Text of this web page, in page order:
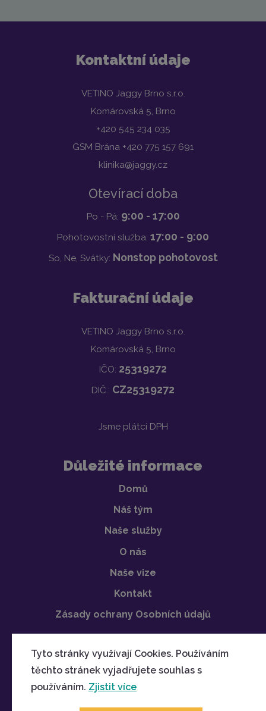
Kontaktní údaje
VETINO Jaggy Brno s.r.o.
Komárovská 5, Brno
+420 545 234 035
GSM Brána +420 775 157 691
klinika@jaggy.cz
Otevírací doba
Po - Pá: 9:00 - 17:00
Pohotovostní služba: 17:00 - 9:00
So, Ne, Svátky: Nonstop pohotovost
Fakturační údaje
VETINO Jaggy Brno s.r.o.
Komárovská 5, Brno
IČO: 25319272
DIČ.: CZ25319272
Jsme plátci DPH
Důležité informace
Domů
Náš tým
Naše služby
O nás
Naše vize
Kontakt
Zásady ochrany Osobních údajů
Tyto stránky využívají Cookies. Používáním
těchto stránek vyjadřujete souhlas s
používáním. Zjistit více